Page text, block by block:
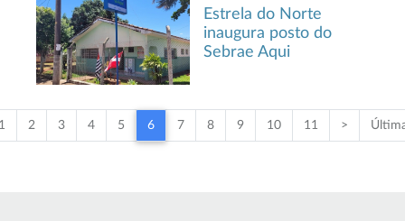
Estrela do Norte
inaugura posto do
Sebrae Aqui
2 3 4 5 6 7 8 9 10 11 >